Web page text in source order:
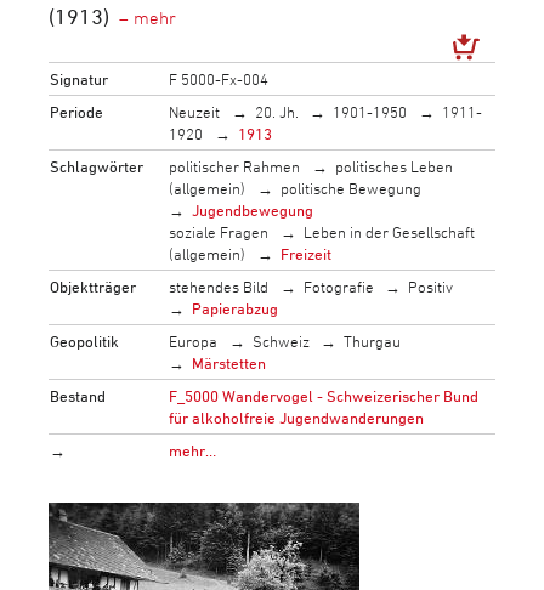
(1913)
Signatur
F 5000-Fx-004
Periode
Neuzeit 20. Jh. 1901-1950
1911-
1920
1913
Schlagwörter
politischer Rahmen
politisches Leben
(allgemein)
politische Bewegung
Jugendbewegung
soziale Fragen
Leben in der Gesellschaft
(allgemein)
Freizeit
Objektträger
stehendes Bild Fotografie
Positiv
Papierabzug
Geopolitik
Europa Schweiz
Thurgau
Märstetten
Bestand
F_5000 Wandervogel - Schweizerischer Bund
für alkoholfreie Jugendwanderungen
→
mehr…